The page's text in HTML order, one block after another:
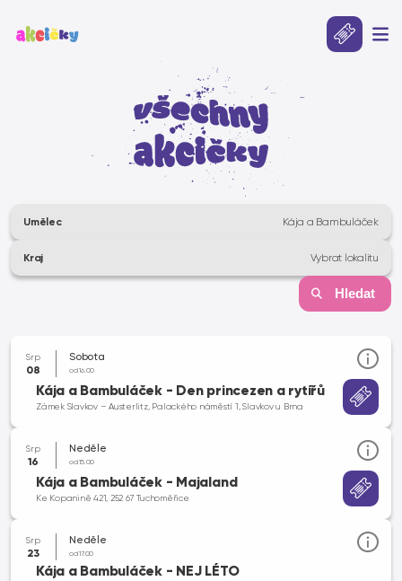
Umělec Kája a Bambuláček
Kraj Vybrat lokalitu
Hledat
Srp
08
Sobota
od 16.00
Kája a Bambuláček - Den princezen a rytířů
Zámek Slavkov – Austerlitz, Palackého náměstí 1, Slavkov u Brna
Srp
16
Neděle
od 15.00
Kája a Bambuláček - Majaland
Ke Kopanině 421, 252 67 Tuchoměřice
Srp
23
Neděle
od 17.00
Kája a Bambuláček - NEJ LÉTO